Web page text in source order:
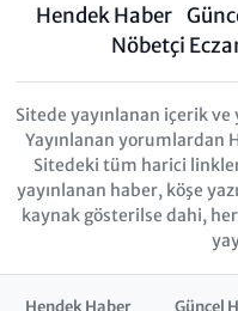
Hendek Haber
Nöbetçi
Sitede yayınlanan içerik
Yayınlanan yorumlardan
Sitedeki tüm harici
yayınlanan haber, köşe
kaynak gösterilse dahi,
Hendek Haber Güncel